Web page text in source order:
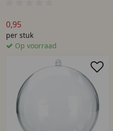
0,95
per stuk
Op voorraad